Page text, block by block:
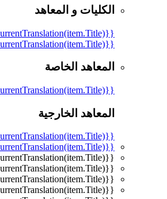
الكليات و المعاهد
{{mmc.getCurrentTranslation(item.Title)}}
{{mmc.getCurrentTranslation(item.Title)}}
المعاهد الخاصة
{{mmc.getCurrentTranslation(item.Title)}}
المعاهد الخارجية
{{mmc.getCurrentTranslation(item.Title)}}
{{mmc.getCurrentTranslation(item.Title)}}
{{mmc.getCurrentTranslation(item.Title)}}
{{mmc.getCurrentTranslation(item.Title)}}
{{mmc.getCurrentTranslation(item.Title)}}
{{mmc.getCurrentTranslation(item.Title)}}